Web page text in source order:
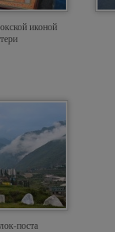
иконой
поста